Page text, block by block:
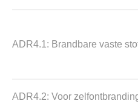
ADR4.1: Brandbare vaste
ADR4.2: Voor